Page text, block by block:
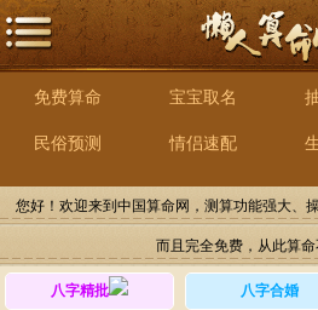
免费算命 宝宝取名
民俗预测 情侣速配
您好！欢迎来到中国算命网，测算功能强大、
而且完全免费，从此算命
八字精批 八字合婚